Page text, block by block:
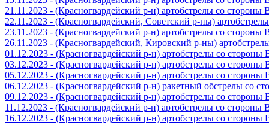
21.11.2023 - (Красногвардейский р-н) артобстрелы со стороны
22.11.2023 - (Красногвардейский, Советский р-ны)
23.11.2023 - (Красногвардейский р-н) артобстрелы со стороны
26.11.2023 - (Красногвардейский, Кировский р-ны)
01.12.2023 - (Красногвардейский р-н) артобстрелы со
03.12.2023 - (Красногвардейский р-н) артобстрелы со
05.12.2023 - (Красногвардейский р-н) артобстрелы со
06.12.2023 - (Красногвардейский р-н) ракетный обстрелы со
09.12.2023 - (Красногвардейский р-н) артобстрелы со
11.12.2023 - (Красногвардейский р-н) артобстрелы со стороны
16.12.2023 - (Красногвардейский р-н) артобстрелы со